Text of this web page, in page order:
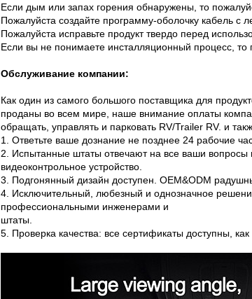
Если дым или запах горения обнаружены, то
Пожалуйста создайте программу-оболочку кабель с
Пожалуйста исправьте продукт твердо перед
Если вы не понимаете инсталляционный процесс, то
Обслуживание компании:
Как один из самого большого поставщика для
проданы во всем мире, наше внимание оплаты
обращать, управлять и парковать RV/Trailer RV. и
1. Ответьте ваше дознание не позднее 24 рабочие
2. Испытанные штаты отвечают на все ваши
видеоконтрольное устройство.
3. Подгонянный дизайн доступен. OEM&ODM
4. Исключительный, любезный и однозначное
профессиональными инженерами и
штаты.
5. Проверка качества: все сертификаты доступны, как